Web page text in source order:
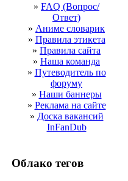
» FAQ (Вопрос/
Ответ)
» Аниме словарик
» Правила этикета
» Правила сайта
» Наша команда
» Путеводитель по
форуму
» Наши баннеры
» Реклама на сайте
» Доска вакансий
InFanDub
Облако тегов